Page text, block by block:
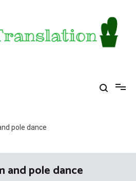
pole dance
and pole dance